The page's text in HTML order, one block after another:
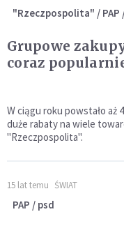
"Rzeczpospolita" / PAP
Grupowe
coraz
W ciągu roku powstało
duże rabaty na wiele
"Rzeczpospolita".
15 lat temu ŚWIAT
PAP / psd